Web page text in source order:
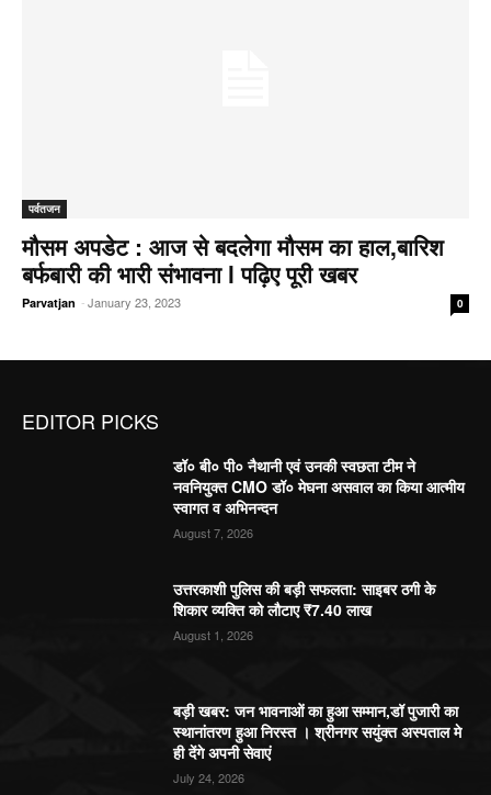
पर्वतजन
मौसम अपडेट : आज से बदलेगा मौसम का हाल,बारिश
बर्फबारी की भारी संभावना l पढ़िए पूरी खबर
Parvatjan -January 23, 2023 0
EDITOR PICKS
डॉ० बी० पी० नैथानी एवं उनकी स्वछता टीम ने
नवनियुक्त CMO डॉ० मेघना असवाल का किया आत्मीय
स्वागत व अभिनन्दन
August 7, 2026
उत्तरकाशी पुलिस की बड़ी सफलता: साइबर ठगी के
शिकार व्यक्ति को लौटाए ₹7.40 लाख
August 1, 2026
बड़ी खबर: जन भावनाओं का हुआ सम्मान,डॉ पुजारी का
स्थानांतरण हुआ निरस्त । श्रीनगर सयुंक्त अस्पताल मे
ही देंगे अपनी सेवाएं
July 24, 2026